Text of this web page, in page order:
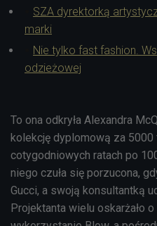
SZA dyrektorką
marki
Nie tylko fast fashion.
odzieżowej
To ona odkryła Alexandra
kolekcję dyplomową za 5000
cotygodniowych ratach po
niego czuła się porzucona,
Gucci, a swoją konsultantką
Projektanta wielu oskarżało